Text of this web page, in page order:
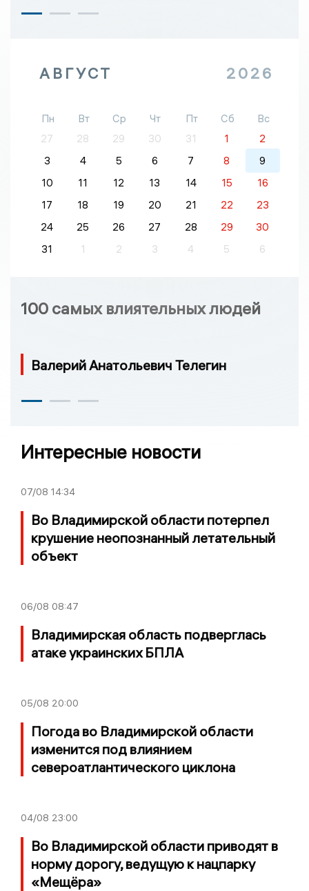
АВГУСТ 2026
Пн Вт Ср Чт Пт Сб
Вс
27
28 29 30 31 1
2
3
4 5 6 7 8
9
10
11 12 13 14 15
16
17
18 19 20 21 22
23
24
25 26 27 28 29
30
31
1 2 3 4 5 6
100 самых влиятельных людей
Валерий Анатольевич Телегин
Интересные новости
07/08 14:34
Во Владимирской области потерпел
крушение неопознанный летательный
объект
06/08 08:47
Владимирская область подверглась
атаке украинских БПЛА
05/08 20:00
Погода во Владимирской области
изменится под влиянием
североатлантического циклона
04/08 23:00
Во Владимирской области приводят в
норму дорогу, ведущую к нацпарку
«Мещёра»